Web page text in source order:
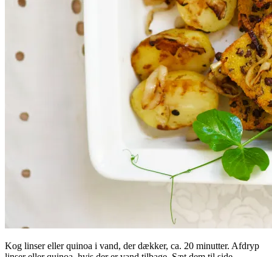
Kog linser eller quinoa i vand, der dækker, ca. 20 minutter. Afdryp